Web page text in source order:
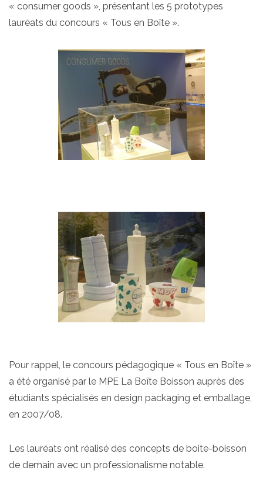
« consumer goods », présentant les 5 prototypes
lauréats du concours « Tous en Boîte ».
Pour rappel, le concours pédagogique « Tous en Boîte »
a été organisé par le MPE La Boîte Boisson auprès des
étudiants spécialisés en design packaging et emballage,
en 2007/08.
Les lauréats ont réalisé des concepts de boite-boisson
de demain avec un professionalisme notable.